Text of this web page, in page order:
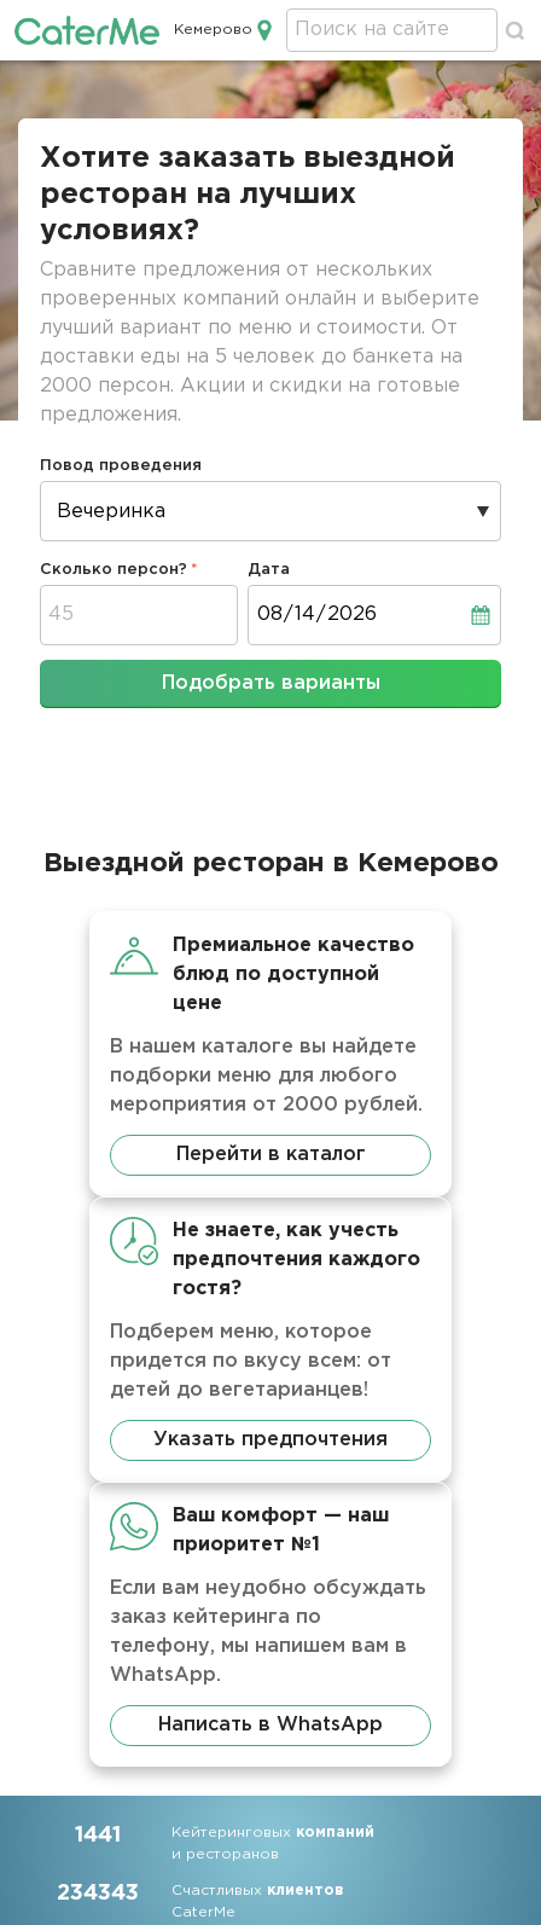
Кейтеринг в Кемерово
Кемерово
Строка
Хотите заказать выездной
ресторан на лучших
условиях?
Сравните предложения от нескольких
проверенных компаний онлайн и выберите
лучший вариант по меню и стоимости. От
доставки еды на 5 человек до банкета на
2000 персон. Акции и скидки на готовые
предложения.
Повод проведения
Сколько персон? Дата
Подобрать варианты
Выездной ресторан в Кемерово
Премиальное качество
блюд по доступной
цене
В нашем каталоге вы найдете
подборки меню для любого
мероприятия от 2000 рублей.
Перейти в каталог
Не знаете, как учесть
предпочтения каждого
гостя?
Подберем меню, которое
придется по вкусу всем: от
детей до вегетарианцев!
Указать предпочтения
Ваш комфорт — наш
приоритет №1
Если вам неудобно обсуждать
заказ кейтеринга по
телефону, мы напишем вам в
WhatsApp.
Написать в WhatsApp
1441 Кейтеринговых компаний
и ресторанов
234343 Счастливых клиентов
CaterMe